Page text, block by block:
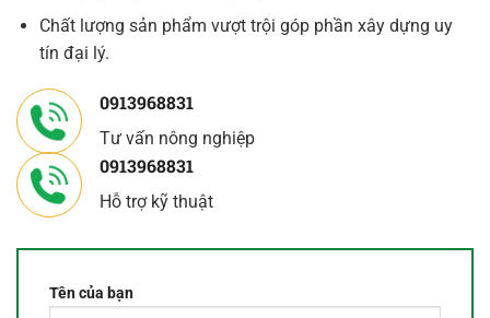
Chất lượng sản phẩm vượt trội góp phần xây dựng uy
tín đại lý.
0913968831
Tư vấn nông nghiệp
0913968831
Hỗ trợ kỹ thuật
Tên của bạn